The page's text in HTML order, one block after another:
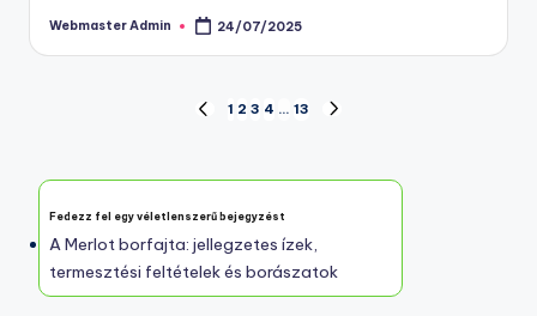
Posted
Webmaster Admin 24/07/2025
PREVIOUS
1 2 3 4 … 13
Fedezz fel egy véletlenszerű bejegyzést
A Merlot borfajta: jellegzetes ízek,
termesztési feltételek és borászatok